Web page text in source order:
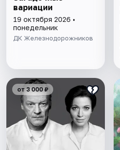
вариации
19 октября 2026 •
понедельник
ДК Железнодорожников
от 3 000 ₽